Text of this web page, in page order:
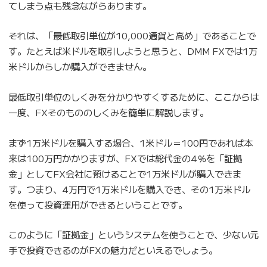
てしまう点も残念ながらあります。
それは、「最低取引単位が10,000通貨と高め」であることで
す。たとえば米ドルを取引しようと思うと、DMM FXでは1万
米ドルからしか購入ができません。
最低取引単位のしくみを分かりやすくするために、ここからは
一度、FXそのもののしくみを簡単に解説します。
まず1万米ドルを購入する場合、1米ドル＝100円であれば本
来は100万円かかりますが、FXでは総代金の4％を「証拠
金」としてFX会社に預けることで1万米ドルが購入できま
す。つまり、4万円で1万米ドルを購入でき、その1万米ドル
を使って投資運用ができるということです。
このように「証拠金」というシステムを使うことで、少ない元
手で投資できるのがFXの魅力だといえるでしょう。